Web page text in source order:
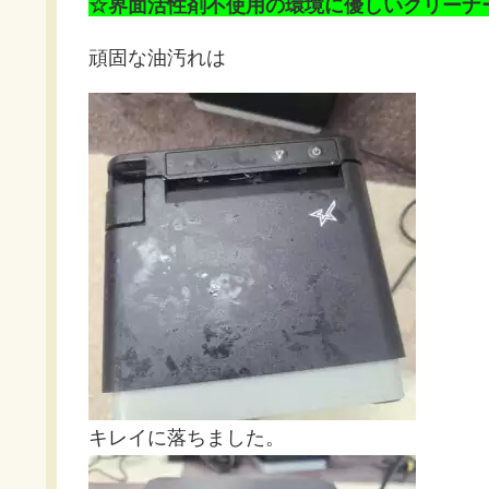
☆界面活性剤不使用の環境に優しいクリーナ
頑固な油汚れは
キレイに落ちました。